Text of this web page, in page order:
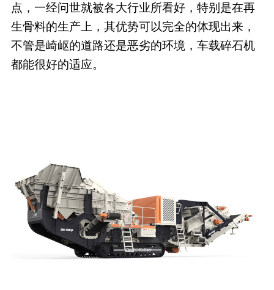
点，一经问世就被各大行业所看好，特别是在再
生骨料的生产上，其优势可以完全的体现出来，
不管是崎岖的道路还是恶劣的环境，车载碎石机
都能很好的适应。